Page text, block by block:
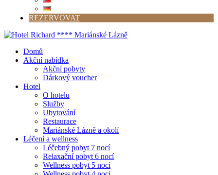
REZERVOVAT
Domů
Akční nabídka
Akční pobyty
Dárkový voucher
Hotel
O hotelu
Služby
Ubytování
Restaurace
Mariánské Lázně a okolí
Léčení a wellness
Léčebný pobyt 7 nocí
Relaxační pobyt 6 nocí
Wellness pobyt 5 nocí